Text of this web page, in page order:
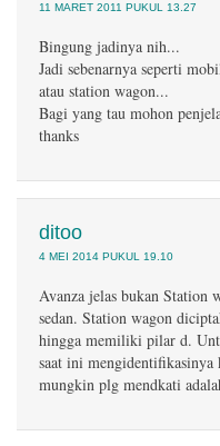
11 MARET 2011 PUKUL 13.27
Bingung jadinya nih...
Jadi sebenarnya seperti
atau station wagon...
Bagi yang tau mohon
thanks
ditoo
4 MEI 2014 PUKUL 19.10
Avanza jelas bukan Station
sedan. Station wagon
hingga memiliki pilar d.
saat ini mengidentifikasinya
mungkin plg mendkati